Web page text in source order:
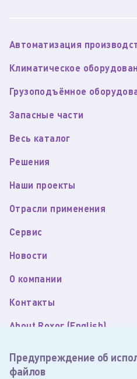
Автоматизация
Климатическое
Грузоподъёмное
Запасные части
Весь каталог
Решения
Наши проекты
Отрасли применения
Сервис
Новости
О компании
Контакты
About Roxor (English)
Политика обработки
Предупреждение об
файлов